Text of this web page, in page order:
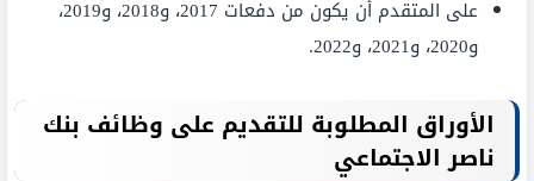
على المتقدم أن يكون من دفعات 2017، و2018، و2019،
و2020، و2021، و2022.
الأوراق المطلوبة للتقديم على وظائف بنك
ناصر الاجتماعي